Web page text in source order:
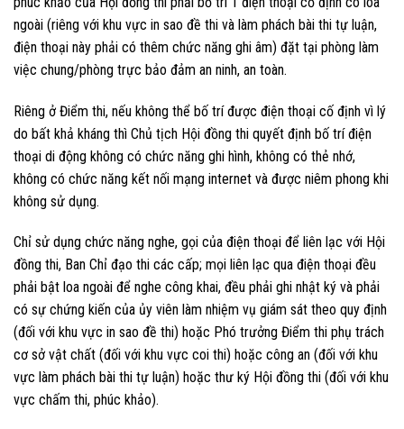
ngoài (riêng với khu vực in sao đề thi và làm phách bài thi tự luận,
điện thoại này phải có thêm chức năng ghi âm) đặt tại phòng làm
việc chung/phòng trực bảo đảm an ninh, an toàn.
Riêng ở Điểm thi, nếu không thể bố trí được điện thoại cố định vì lý
do bất khả kháng thì Chủ tịch Hội đồng thi quyết định bố trí điện
thoại di động không có chức năng ghi hình, không có thẻ nhớ,
không có chức năng kết nối mạng internet và được niêm phong khi
không sử dụng.
Chỉ sử dụng chức năng nghe, gọi của điện thoại để liên lạc với Hội
đồng thi, Ban Chỉ đạo thi các cấp; mọi liên lạc qua điện thoại đều
phải bật loa ngoài để nghe công khai, đều phải ghi nhật ký và phải
có sự chứng kiến của ủy viên làm nhiệm vụ giám sát theo quy định
(đối với khu vực in sao đề thi) hoặc Phó trưởng Điểm thi phụ trách
cơ sở vật chất (đối với khu vực coi thi) hoặc công an (đối với khu
vực làm phách bài thi tự luận) hoặc thư ký Hội đồng thi (đối với khu
vực chấm thi, phúc khảo).